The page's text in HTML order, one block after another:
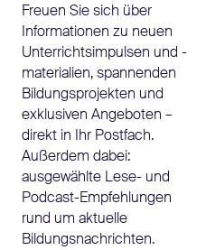
Freuen Sie sich über
Informationen zu neuen
Unterrichtsimpulsen und -
materialien, spannenden
Bildungsprojekten und
exklusiven Angeboten –
direkt in Ihr Postfach.
Außerdem dabei:
ausgewählte Lese- und
Podcast-Empfehlungen
rund um aktuelle
Bildungsnachrichten.